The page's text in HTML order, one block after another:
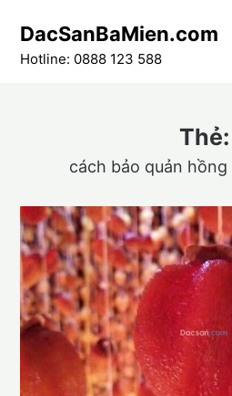
content
DacSanBaMien.com
Hotline: 0888 123 588
Thẻ:
cách bảo quản